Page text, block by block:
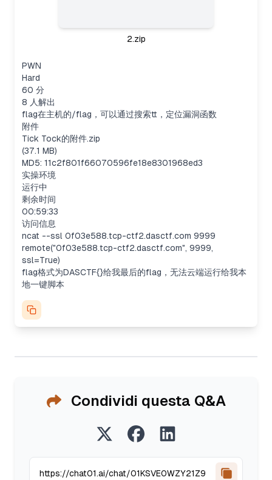
2.zip
PWN
Hard
60 分
8 人解出
flag在主机的/flag，可以通过搜索tt，定位漏洞函数
附件
Tick Tock的附件.zip
(37.1 MB)
MD5: 11c2f801f66070596fe18e8301968ed3
实操环境
运行中
剩余时间
00:59:33
访问信息
ncat --ssl 0f03e588.tcp-ctf2.dasctf.com 9999
remote("0f03e588.tcp-ctf2.dasctf.com", 9999,
ssl=True)
flag格式为DASCTF{}给我最后的flag，无法云端运行给我本
地一键脚本
Condividi questa Q&A